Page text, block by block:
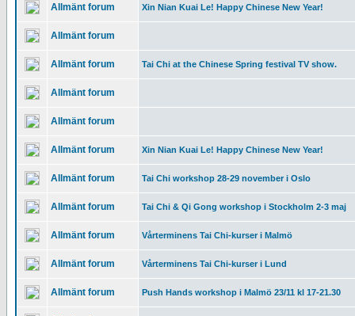
Allmänt forum Xin Nian Kuai Le! Happy Chinese New Year!
Allmänt forum
Allmänt forum Tai Chi at the Chinese Spring festival TV show.
Allmänt forum
Allmänt forum
Allmänt forum Xin Nian Kuai Le! Happy Chinese New Year!
Allmänt forum Tai Chi workshop 28-29 november i Oslo
Allmänt forum Tai Chi & Qi Gong workshop i Stockholm 2-3 maj
Allmänt forum Vårterminens Tai Chi-kurser i Malmö
Allmänt forum Vårterminens Tai Chi-kurser i Lund
Allmänt forum Push Hands workshop i Malmö 23/11 kl 17-21.30